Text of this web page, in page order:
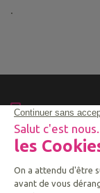
.
55 route de
74160